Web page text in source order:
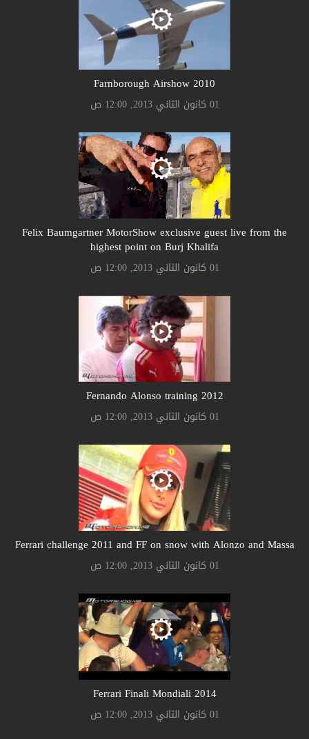
Farnborough Airshow 2010
01 كانون الثاني 2013, 12:00 ص
Felix Baumgartner MotorShow exclusive guest live from the
highest point on Burj Khalifa
01 كانون الثاني 2013, 12:00 ص
Fernando Alonso training 2012
01 كانون الثاني 2013, 12:00 ص
Ferrari challenge 2011 and FF on snow with Alonzo and Massa
01 كانون الثاني 2013, 12:00 ص
Ferrari Finali Mondiali 2014
01 كانون الثاني 2013, 12:00 ص